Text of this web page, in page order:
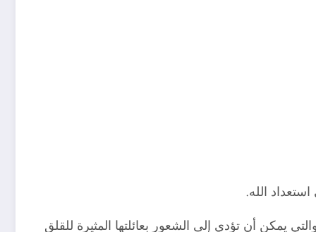
الله.
يمكن أن تؤدي إلى الشعور بعائلتها المثيرة للقلق